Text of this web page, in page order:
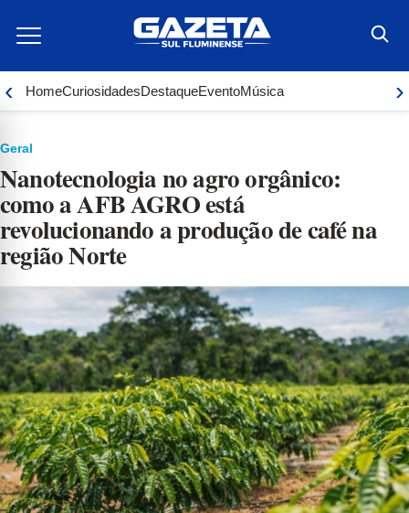
para
conteúdo
‹ HomeCuriosidadesDestaqueEventoMúsica ›
Geral
Nanotecnologia no agro orgânico:
como a AFB AGRO está
revolucionando a produção de café na
região Norte